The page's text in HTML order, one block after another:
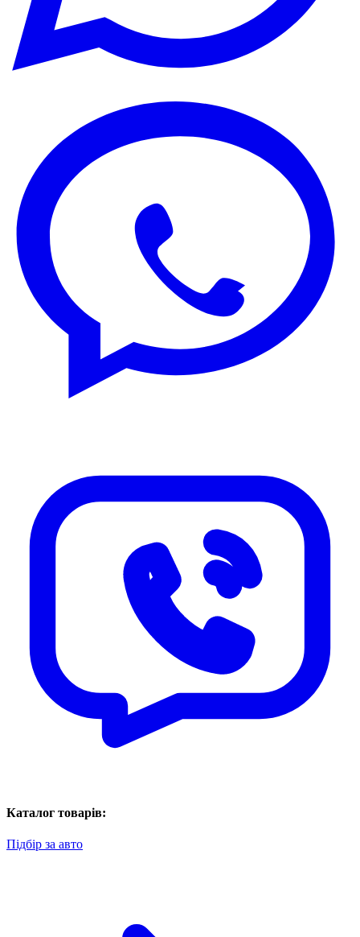
Каталог товарів:
Підбір за авто